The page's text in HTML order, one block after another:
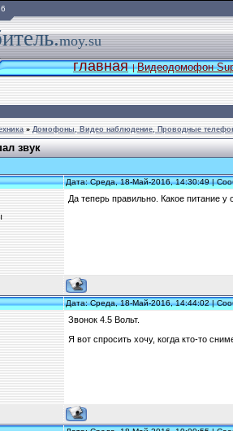
moy.su
главная | Видеодомофон
» Домофоны, Видео наблюдение, Проводные
звук
Дата: Среда, 18-Май-2016, 14:30:49 |
Да теперь правильно. Какое питание у
Дата: Среда, 18-Май-2016, 14:44:02 |
Звонок 4.5 Вольт.
Я вот спросить хочу, когда кто-то